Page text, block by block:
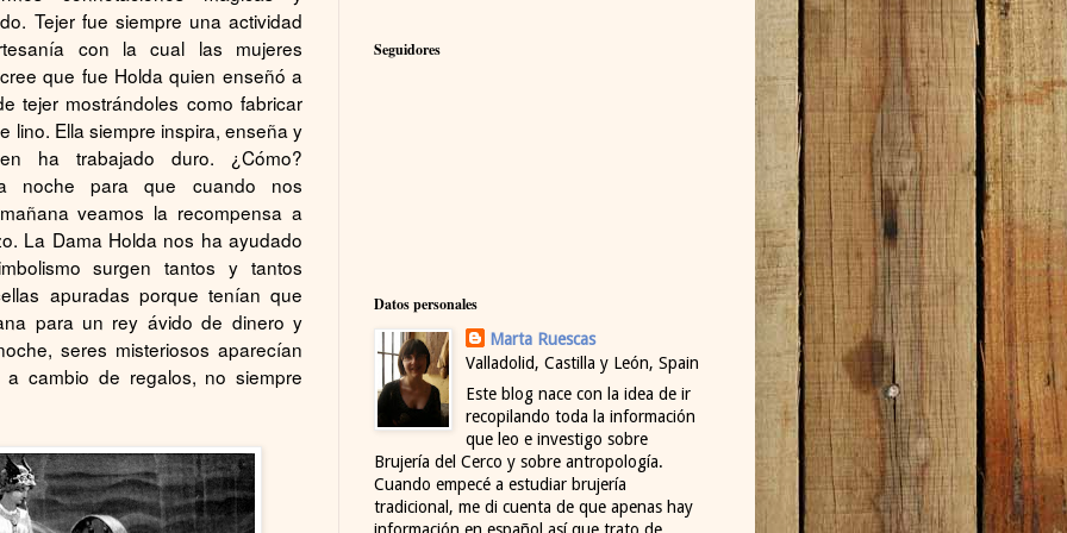
Tejer fue siempre una actividad
con la cual las mujeres
que fue Holda quien enseñó a
tejer mostrándoles como fabricar
lino. Ella siempre inspira, enseña y
ha trabajado duro. ¿Cómo?
noche para que cuando nos
veamos la recompensa a
La Dama Holda nos ha ayudado
surgen tantos y tantos
apuradas porque tenían que
para un rey ávido de dinero y
seres misteriosos aparecían
a cambio de regalos, no siempre
Seguidores
Datos personales
Marta Ruescas
Valladolid, Castilla y León, Spain
Este blog nace con la idea de ir
recopilando toda la información
que leo e investigo sobre
Brujería del Cerco y sobre antropología.
Cuando empecé a estudiar brujería
tradicional, me di cuenta de que apenas hay